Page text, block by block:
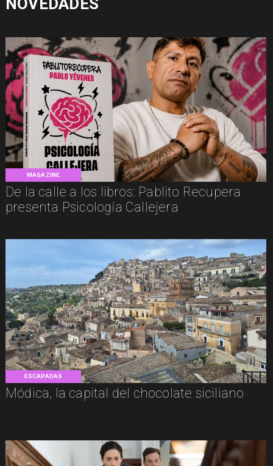
MAGAZINE
De la calle a los libros: Pablito Recupera
presenta Psicología Callejera
ESCAPADAS
Módica, la capital del chocolate siciliano